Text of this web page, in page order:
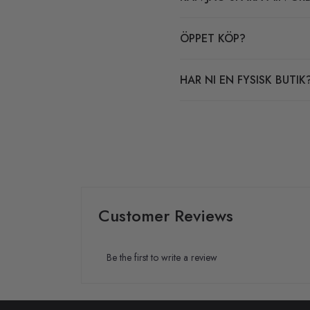
ÖPPET KÖP?
HAR NI EN FYSISK
Customer Reviews
Be the first to write a review